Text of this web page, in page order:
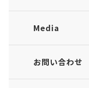
Media
お問い合わせ